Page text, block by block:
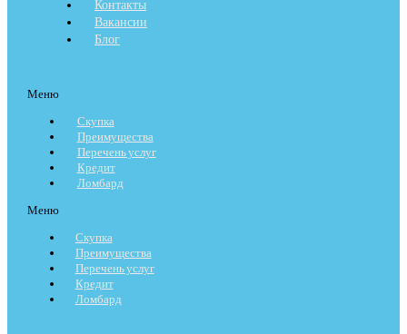
Контакты
Вакансии
Блог
Меню
Скупка
Преимущества
Перечень услуг
Кредит
Ломбард
Меню
Скупка
Преимущества
Перечень услуг
Кредит
Ломбард